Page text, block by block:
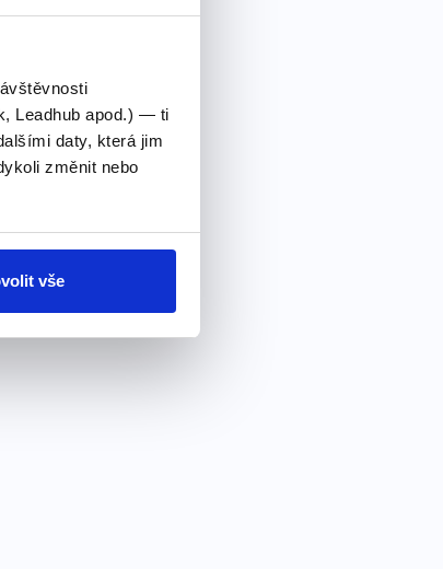
Leadhub apod.) — ti
daty, která jim
změnit nebo
vše